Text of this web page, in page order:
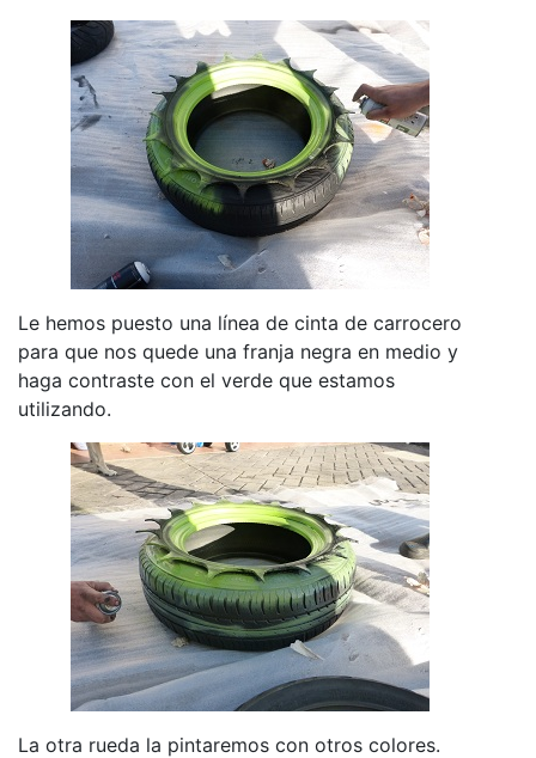
Le hemos puesto una línea de cinta de carrocero
para que nos quede una franja negra en medio y
haga contraste con el verde que estamos
utilizando.
La otra rueda la pintaremos con otros colores.